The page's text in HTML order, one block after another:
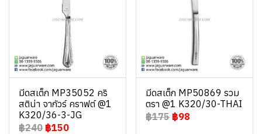
มีดสเต็ก MP35052 คริ
สติน่า จากัวร์ คราฟต์ @1
K320/36-3-JG
฿240 ฿150
มีดสเต็ก MP50869 รวม
ตรา @1 K320/30-THAI
฿175 ฿98